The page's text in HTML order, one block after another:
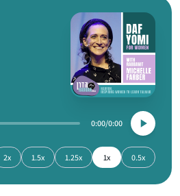
0:00
0:00
0.5x
1x
1.25x
1.5x
2x